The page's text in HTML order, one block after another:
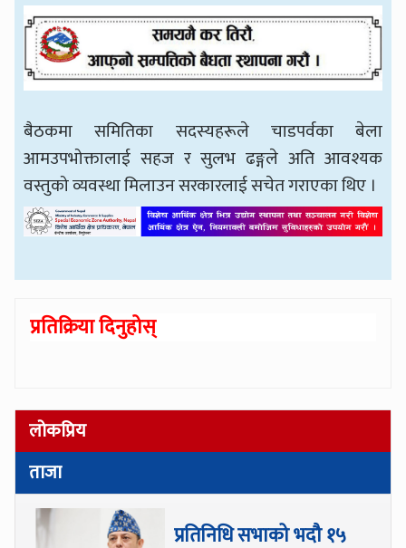
बैठकमा समितिका सदस्यहरूले चाडपर्वका बेला
आमउपभोक्तालाई सहज र सुलभ ढङ्गले अति आवश्यक
वस्तुको व्यवस्था मिलाउन सरकारलाई सचेत गराएका थिए ।
प्रतिक्रिया दिनुहोस्
लोकप्रिय
ताजा
प्रतिनिधि सभाको भदौ १५